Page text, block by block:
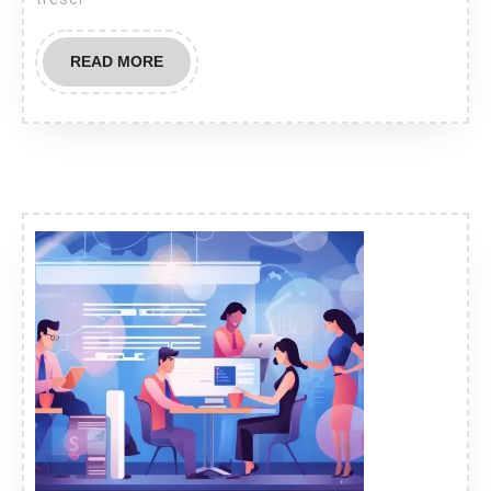
READ MOREREAD
MORE